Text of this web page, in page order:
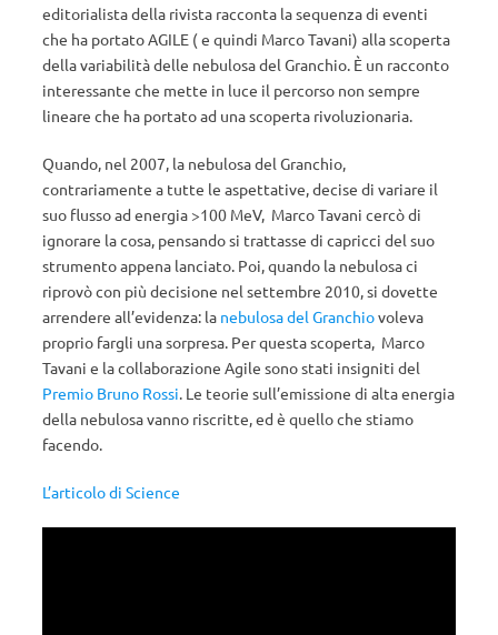
editorialista della rivista racconta la sequenza di eventi
che ha portato AGILE ( e quindi Marco Tavani) alla scoperta
della variabilità delle nebulosa del Granchio. È un racconto
interessante che mette in luce il percorso non sempre
lineare che ha portato ad una scoperta rivoluzionaria.
Quando, nel 2007, la nebulosa del Granchio,
contrariamente a tutte le aspettative, decise di variare il
suo flusso ad energia >100 MeV, Marco Tavani cercò di
ignorare la cosa, pensando si trattasse di capricci del suo
strumento appena lanciato. Poi, quando la nebulosa ci
riprovò con più decisione nel settembre 2010, si dovette
arrendere all’evidenza: la nebulosa del Granchiovoleva
proprio fargli una sorpresa. Per questa scoperta, Marco
Tavani e la collaborazione Agile sono stati insigniti del
Premio Bruno Rossi. Le teorie sull’emissione di alta energia
della nebulosa vanno riscritte, ed è quello che stiamo
facendo.
L’articolo di Science